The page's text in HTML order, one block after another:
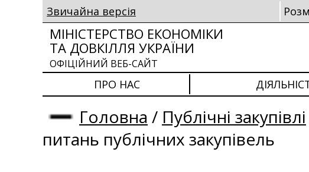
Звичайна версія
МІНІСТЕРСТВО ЕКОНОМІКИ
ТА ДОВКІЛЛЯ УКРАЇНИ
ОФІЦІЙНИЙ ВЕБ-САЙТ
ПРО НАС
Головна / Публічні закупівлі
питань публічних закупівель